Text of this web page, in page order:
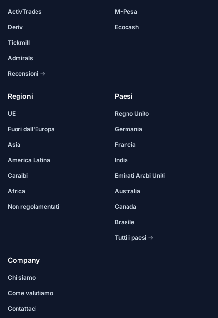
ActivTrades
Deriv
Tickmill
Admirals
Recensioni →
M-Pesa
Ecocash
Regioni
UE
Fuori dall'Europa
Asia
America Latina
Caraibi
Africa
Non regolamentati
Paesi
Regno Unito
Germania
Francia
India
Emirati Arabi Uniti
Australia
Canada
Brasile
Tutti i paesi →
Company
Chi siamo
Come valutiamo
Contattaci